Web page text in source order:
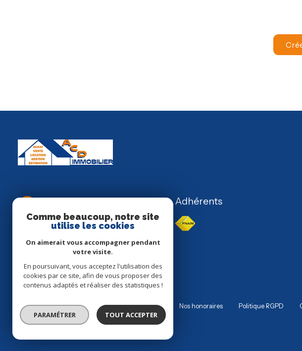
Contact
ACD IMMOBILIER -
Laurent DELATTRE
acdimmobilier80@gmail.com
80100 Abbeville
Adhérents
Nos partenaires Mentions légales Admin Nos honoraires Politique RGPD
© 2026 | Tous droits réservés
Comme beaucoup, notre site
utilise les cookies
On aimerait vous accompagner pendant
votre visite.
En poursuivant, vous acceptez l'utilisation des
cookies par ce site, afin de vous proposer des
contenus adaptés et réaliser des statistiques !
PARAMÉTRER TOUT ACCEPTER